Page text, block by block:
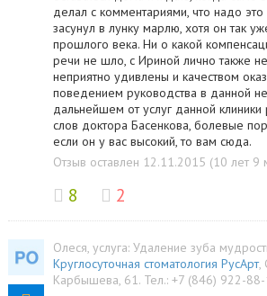
делал с комментариями, что надо это
засунул в лунку марлю, хотя он так
прошлого века. Ни о какой
речи не шло, с Ириной лично также
неприятно удивлены и качеством
поведением руководства в данной
дальнейшем от услуг данной клиники
слов доктора Басенкова, болевые
если он у вас высокий, то вам сюда.
Отзыв оставлен 12.11.2015 (10 лет 9
8 2
Олеся, услуга: Удаление зуба
Круглосуточная стоматология РусАрт,
Карбышева, 61. Тел.: +7 (846) 922-